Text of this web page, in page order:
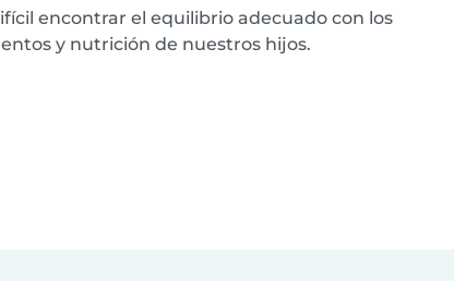
encontrar el equilibrio adecuado con los
y nutrición de nuestros hijos.